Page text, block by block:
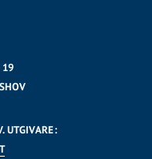
19
UTGIVARE: